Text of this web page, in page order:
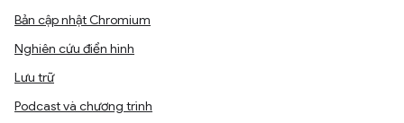
Bản cập nhật Chromium
Nghiên cứu điển hình
Lưu trữ
Podcast và chương trình